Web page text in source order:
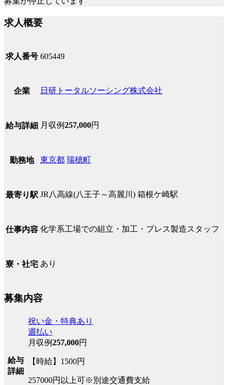
求人概要
求人番号 605449
企業 日研トータルソーシング株式会社
給与詳細 月収例257,000円
勤務地 東京都 瑞穂町
最寄り駅 JR八高線(八王子～高麗川) 箱根ケ崎駅
仕事内容 化学系工場での組立・加工・プレス製造スタッフ
寮・社宅 あり
募集内容
給与
詳細
祝い金・特典あり
週払い
月収例257,000円
【時給】1500円
257000円以上可※別途交通費支給